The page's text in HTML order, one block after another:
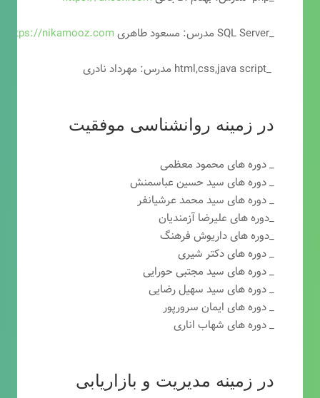
_SQL Server مدرس: مسعود طاهری
https://nikamooz.com
_html,css,java script مدرس: مهرداد نادری
در زمینه روانشناسی موفقیت
_ دوره های محمود معظمی
_ دوره های سید حسین عباسمنش
_ دوره های سید محمد عرشیانفر
_دوره های علیرضا آزمندیان
_دوره های داریوش فرهنگ
_ دوره های دکتر شیری
_ دوره های سید مجتبی حورایی
_ دوره های سید سهیل رضایی
_ دوره های ایمان سرورپور
_ دوره های شهاب اناری
در زمینه مدیریت و بازاریابی